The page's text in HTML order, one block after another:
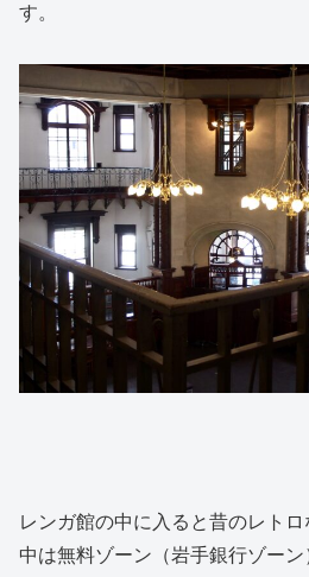
す。
レンガ館の中に入ると昔のレトロ
中は無料ゾーン（岩手銀行ゾー